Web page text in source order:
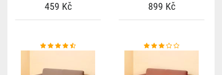
459 Kč 899 Kč